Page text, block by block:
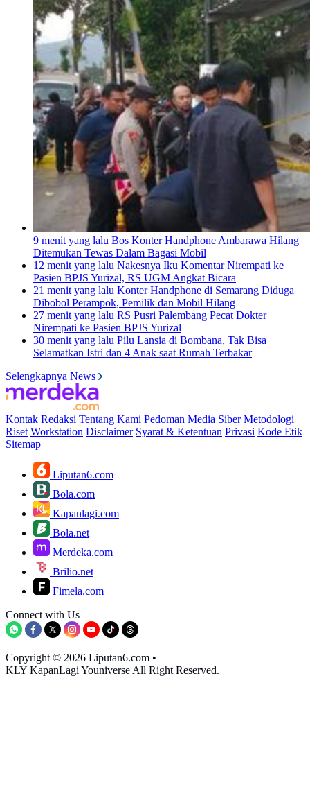
9 menit yang lalu Bos Konter Handphone Ambarawa Hilang
Ditemukan Tewas Dalam Bagasi Mobil
12 menit yang lalu Nakesnya Iku Komentar Nirempati ke
Pasien BPJS Yurizal, RS UGM Angkat Bicara
21 menit yang lalu Konter Handphone di Semarang Diduga
Dibobol Perampok, Pemilik dan Mobil Hilang
27 menit yang lalu RS Pusri Palembang Pecat Dokter
Nirempati ke Pasien BPJS Yurizal
30 menit yang lalu Pilu Lansia di Bombana, Tak Bisa
Selamatkan Istri dan 4 Anak saat Rumah Terbakar
Selengkapnya News
Kontak Redaksi Tentang Kami Pedoman Media Siber Metodologi
Riset Workstation Disclaimer Syarat & Ketentuan Privasi Kode Etik
Sitemap
Liputan6.com
Bola.com
Kapanlagi.com
Bola.net
Merdeka.com
Brilio.net
Fimela.com
Connect with Us
Copyright © 2026 Liputan6.com •
KLY KapanLagi Youniverse All Right Reserved.